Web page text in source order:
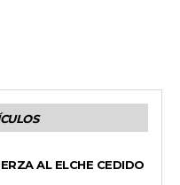
AL ELCHE CEDIDO